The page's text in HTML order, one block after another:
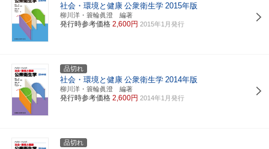
社会・環境と健康 公衆衛生学 2015年版
柳川洋・簑輪眞澄 編著
発行時参考価格 2,600円 2015年1月発行
品切れ
社会・環境と健康 公衆衛生学 2014年版
柳川洋・簑輪眞澄 編著
発行時参考価格 2,600円 2014年1月発行
品切れ